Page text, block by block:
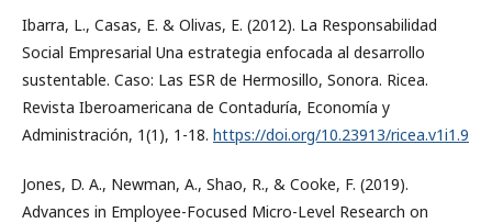
Ibarra, L., Casas, E. & Olivas, E. (2012). La Responsabilidad
Social Empresarial Una estrategia enfocada al desarrollo
sustentable. Caso: Las ESR de Hermosillo, Sonora. Ricea.
Revista Iberoamericana de Contaduría, Economía y
Administración, 1(1), 1-18. https://doi.org/10.23913/ricea.v1i1.9
Jones, D. A., Newman, A., Shao, R., & Cooke, F. (2019).
Advances in Employee-Focused Micro-Level Research on